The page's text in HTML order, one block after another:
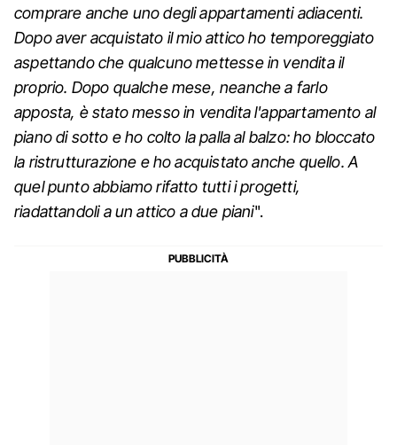
comprare anche uno degli appartamenti adiacenti.
Dopo aver acquistato il mio attico ho temporeggiato
aspettando che qualcuno mettesse in vendita il
proprio. Dopo qualche mese, neanche a farlo
apposta, è stato messo in vendita l'appartamento al
piano di sotto e ho colto la palla al balzo: ho bloccato
la ristrutturazione e ho acquistato anche quello. A
quel punto abbiamo rifatto tutti i progetti,
riadattandoli a un attico a due piani".